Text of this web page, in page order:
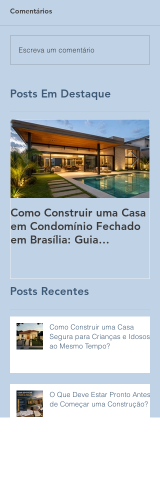
Comentários
Escreva um comentário
Posts Em Destaque
Como Construir uma Casa
em Condomínio Fechado
em Brasília: Guia
Posts Recentes
Como Construir uma Casa
Segura para Crianças e Idosos
ao Mesmo Tempo?
O Que Deve Estar Pronto Antes
de Começar uma Construção?